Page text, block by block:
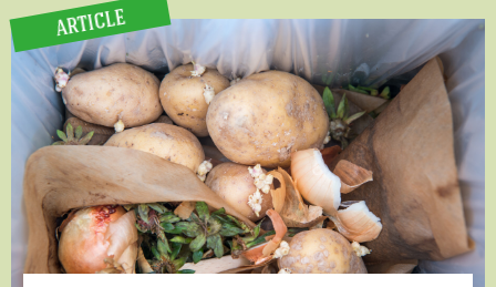
ARTICLE